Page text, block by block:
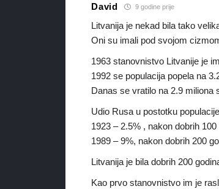
David 9 godine prije
Litvanija je nekad bila tako
Oni su imali pod svojom
1963 stanovnistvo Litvanije je
1992 se populacija popela na
Danas se vratilo na 2.9 miliona
Udio Rusa u postotku
1923 – 2.5% , nakon dobrih
1989 – 9%, nakon dobrih 200
Litvanija je bila dobrih 200
Kao prvo stanovnistvo im je